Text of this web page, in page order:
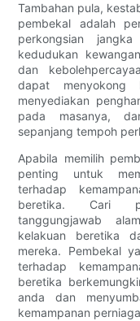
Tambahan pula,
pembekal adalah
perkongsian
kedudukan
dan
dapat menyokong
menyediakan
pada masanya,
sepanjang tempoh
Apabila memilih
penting untuk
terhadap
beretika. Cari
tanggungjawab
kelakuan beretika
mereka. Pembekal
terhadap
beretika
anda dan
kemampanan